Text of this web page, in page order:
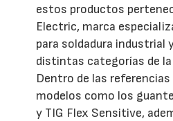
estos productos
Electric, marca
para soldadura industrial
distintas categorías de
Dentro de las
modelos como los
y TIG Flex Sensitive,